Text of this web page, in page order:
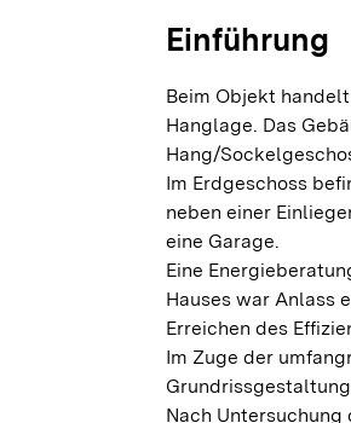
Einführung
Beim Objekt
Hanglage. Das
Hang/
Im Erdgeschoss
neben einer
eine Garage.
Eine
Hauses war Anlass
Erreichen des
Im Zuge der
Nach